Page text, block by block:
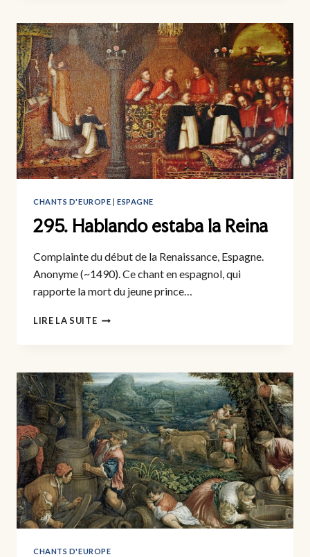
CHANTS D'EUROPE |ESPAGNE
295. Hablando estaba la Reina
Complainte du début de la Renaissance, Espagne.
Anonyme (~1490). Ce chant en espagnol, qui
rapporte la mort du jeune prince…
LIRE LA SUITE295.
REINA
CHANTS D'EUROPE